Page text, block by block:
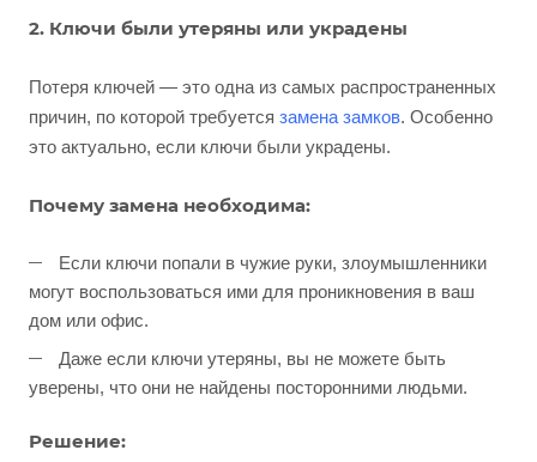
2. Ключи были утеряны или украдены
Потеря ключей — это одна из самых распространенных
причин, по которой требуется замена замков. Особенно
это актуально, если ключи были украдены.
Почему замена необходима:
Если ключи попали в чужие руки, злоумышленники
могут воспользоваться ими для проникновения в ваш
дом или офис.
Даже если ключи утеряны, вы не можете быть
уверены, что они не найдены посторонними людьми.
Решение: